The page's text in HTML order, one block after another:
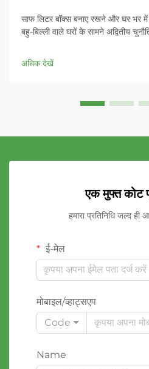
साफ लिटर बॉक्स बनाए रखने और घर भर
बहु-बिल्ली वाले घरों के सामने अद्वितीय
सके जबकि उत्कृष्ट...
अधिक देखें
एक मुफ्त कोट
हमारा प्रतिनिधि जल्द ही
ई-मेल
मोबाइल/व्हाट्सएप
Code
Name